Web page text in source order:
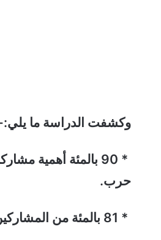
وكشفت الدراسة ما
حرب.
* 81 بالمئة من المشاركين مستعدون لتولي أدوار غير قتالية دون وجود خطر على الحياة.